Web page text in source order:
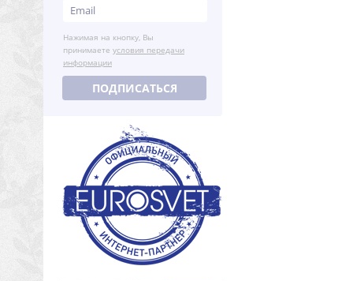
Нажимая на кнопку, Вы
принимаете условия передачи
информации
ПОДПИСАТЬСЯ